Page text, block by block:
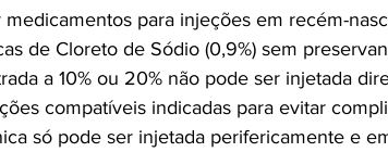
para injeções em recém-
de Cloreto de Sódio (0,9%) sem
a 10% ou 20% não pode ser injetada
compatíveis indicadas para evitar
só pode ser injetada perifericamente e